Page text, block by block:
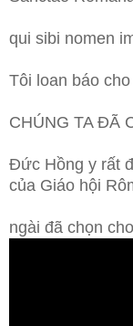
qui sibi nomen
Tôi loan báo
CHÚNG TA ĐÃ
Đức Hồng y rất
của Giáo hội
ngài đã chọn